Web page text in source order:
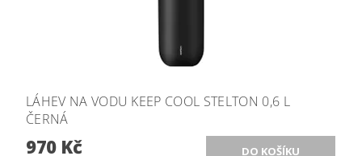
LÁHEV NA VODU KEEP COOL STELTON 0,6 L
ČERNÁ
970 Kč